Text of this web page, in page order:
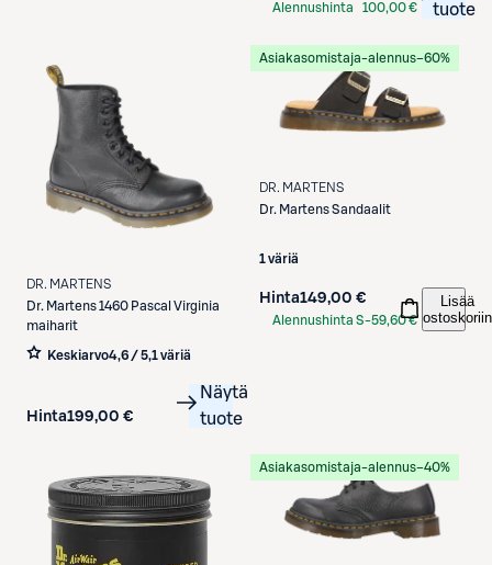
Alennushinta
100,00 €
tuote
DR. MARTENS
Dr. Martens1460 Pascal Virginia
maiharit
Keskiarvo4,6 / 5,1 väriä
Hinta199,00 €
Näytä
tuote
Asiakasomistaja-alennus−60%
DR. MARTENS
Dr. MartensSandaalit
1 väriä
Hinta149,00 €
Alennushinta S-59,60 €
Lisää
ostoskoriin
Asiakasomistaja-alennus−40%